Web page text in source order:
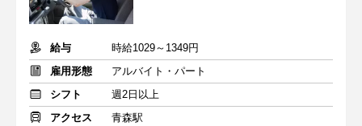
給与
時給1029～1349円
雇用形態
アルバイト・パート
シフト
週2日以上
アクセス
青森駅